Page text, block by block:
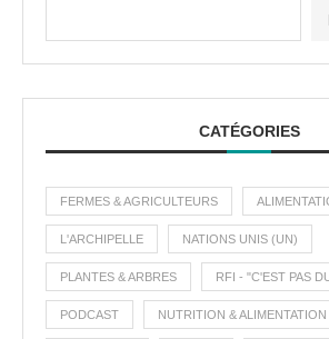
CATÉGORIES
FERMES & AGRICULTEURS
L'ARCHIPELLE NATIONS UNIS (UN)
PLANTES & ARBRES RFI - "C'EST PAS
PODCAST NUTRITION & ALIMENTATION